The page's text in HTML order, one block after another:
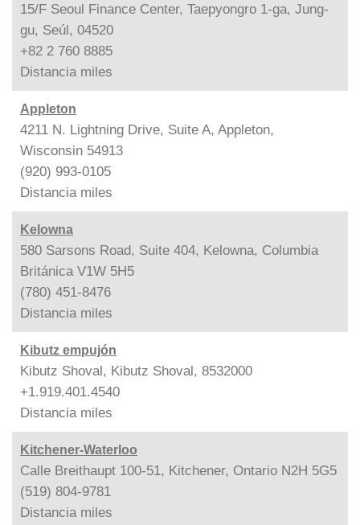
15/F Seoul Finance Center, Taepyongro 1-ga, Jung-
gu, Seúl, 04520
+82 2 760 8885
Distancia miles
Appleton
4211 N. Lightning Drive, Suite A, Appleton,
Wisconsin 54913
(920) 993-0105
Distancia miles
Kelowna
580 Sarsons Road, Suite 404, Kelowna, Columbia
Británica V1W 5H5
(780) 451-8476
Distancia miles
Kibutz empujón
Kibutz Shoval, Kibutz Shoval, 8532000
+1.919.401.4540
Distancia miles
Kitchener-Waterloo
Calle Breithaupt 100-51, Kitchener, Ontario N2H 5G5
(519) 804-9781
Distancia miles